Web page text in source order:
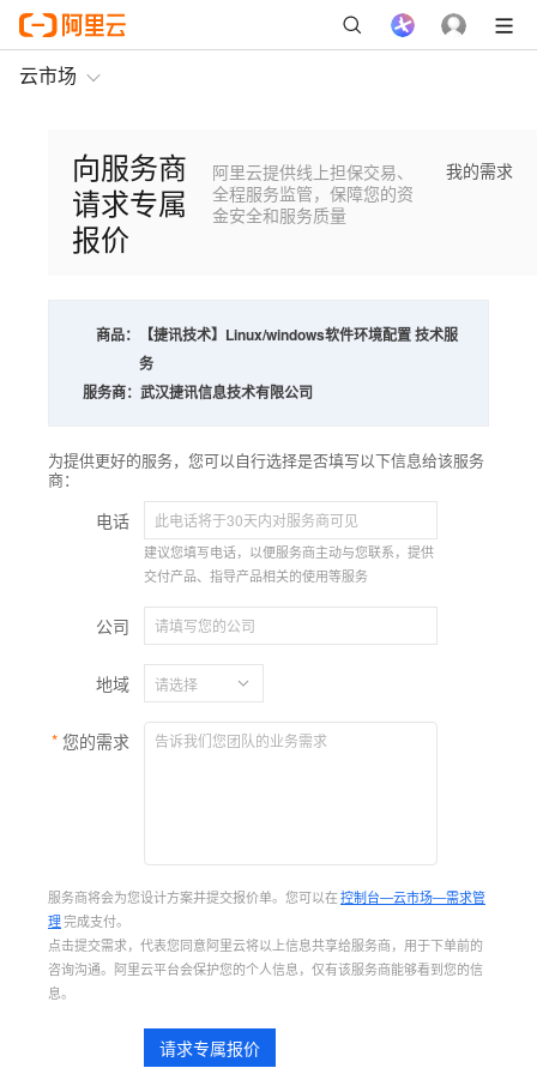
云市场
向服务商
请求专属
报价
阿里云提供线上担保交易、
全程服务监管，保障您的资
金安全和服务质量
我的需求
商品：
【捷讯技术】Linux/windows软件环境配置 技术服
务
服务商： 武汉捷讯信息技术有限公司
为提供更好的服务，您可以自行选择是否填写以下信息给该服务
商：
电话
建议您填写电话，以便服务商主动与您联系，提供
交付产品、指导产品相关的使用等服务
公司
地域
您的需求
服务商将会为您设计方案并提交报价单。您可以在控制台—云市场—需求管
理完成支付。
点击提交需求，代表您同意阿里云将以上信息共享给服务商，用于下单前的
咨询沟通。阿里云平台会保护您的个人信息，仅有该服务商能够看到您的信
息。
请求专属报价